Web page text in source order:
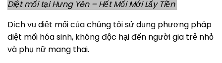
Diệt mối tại Hưng Yên – Hết Mối Mới Lấy Tiền
Dịch vụ diệt mối của chúng tôi sử dụng phương pháp
diệt mối hóa sinh, không độc hại đến người gia trẻ nhỏ
và phụ nữ mang thai.